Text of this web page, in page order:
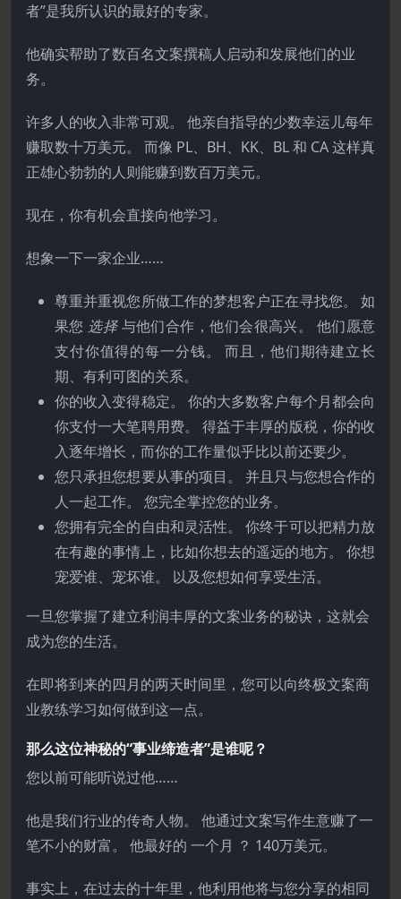
者”是我所认识的最好的专家。
他确实帮助了数百名文案撰稿人启动和发展他们的业
务。
许多人的收入非常可观。 他亲自指导的少数幸运儿每年
赚取数十万美元。 而像 PL、BH、KK、BL 和 CA 这样真
正雄心勃勃的人则能赚到数百万美元。
现在，你有机会直接向他学习。
想象一下一家企业……
尊重并重视您所做工作的梦想客户正在寻找您。 如
果您 选择与他们合作，他们会很高兴。 他们愿意
支付你值得的每一分钱。 而且，他们期待建立长
期、有利可图的关系。
你的收入变得稳定。 你的大多数客户每个月都会向
你支付一大笔聘用费。 得益于丰厚的版税，你的收
入逐年增长，而你的工作量似乎比以前还要少。
您只承担您想要从事的项目。 并且只与您想合作的
人一起工作。 您完全掌控您的业务。
您拥有完全的自由和灵活性。 你终于可以把精力放
在有趣的事情上，比如你想去的遥远的地方。 你想
宠爱谁、宠坏谁。 以及您想如何享受生活。
一旦您掌握了建立利润丰厚的文案业务的秘诀，这就会
成为您的生活。
在即将到来的四月的两天时间里，您可以向终极文案商
业教练学习如何做到这一点。
那么这位神秘的“事业缔造者”是谁呢？
您以前可能听说过他……
他是我们行业的传奇人物。 他通过文案写作生意赚了一
笔不小的财富。 他最好的 一个月 ？ 140万美元。
事实上，在过去的十年里，他利用他将与您分享的相同